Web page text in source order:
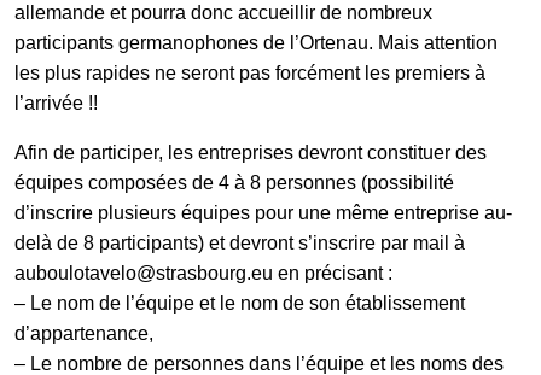
allemande et pourra donc accueillir de nombreux
participants germanophones de l’Ortenau. Mais attention
les plus rapides ne seront pas forcément les premiers à
l’arrivée !!
Afin de participer, les entreprises devront constituer des
équipes composées de 4 à 8 personnes (possibilité
d’inscrire plusieurs équipes pour une même entreprise au-
delà de 8 participants) et devront s’inscrire par mail à
auboulotavelo@strasbourg.eu en précisant :
– Le nom de l’équipe et le nom de son établissement
d’appartenance,
– Le nombre de personnes dans l’équipe et les noms des